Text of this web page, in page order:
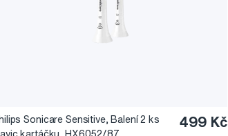
Sonicare Sensitive, Balení 2 ks
499 Kč